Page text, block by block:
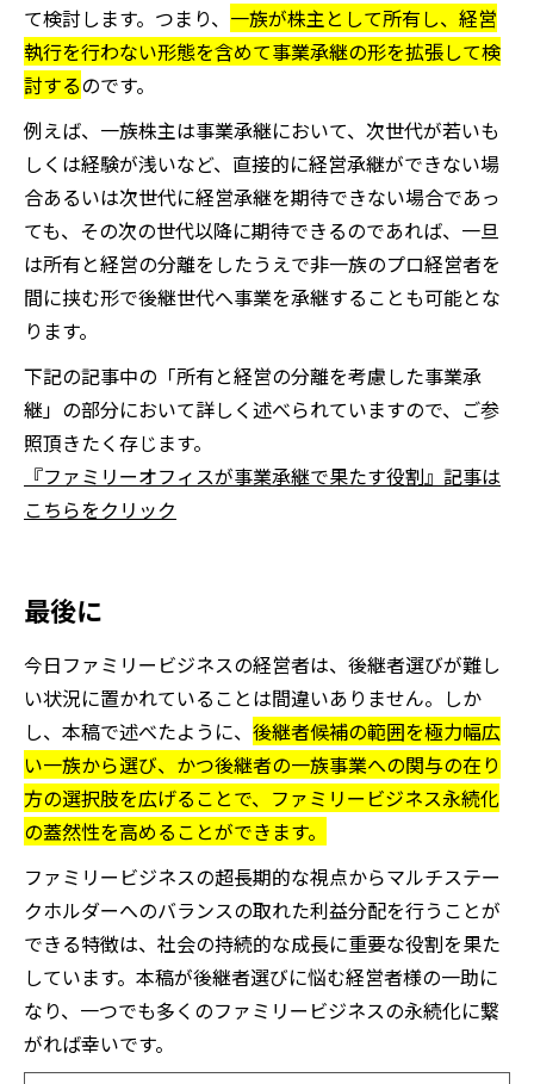
て検討します。つまり、 一族が株主として所有し、経営
執行を行わない形態を含めて事業承継の形を拡張して検
討するのです。
例えば、一族株主は事業承継において、次世代が若いも
しくは経験が浅いなど、直接的に経営承継ができない場
合あるいは次世代に経営承継を期待できない場合であっ
ても、その次の世代以降に期待できるのであれば、一旦
は所有と経営の分離をしたうえで非一族のプロ経営者を
間に挟む形で後継世代へ事業を承継することも可能とな
ります。
下記の記事中の「所有と経営の分離を考慮した事業承
継」の部分において詳しく述べられていますので、ご参
照頂きたく存じます。
『ファミリーオフィスが事業承継で果たす役割』記事は
こちらをクリック
最後に
今日ファミリービジネスの経営者は、後継者選びが難し
い状況に置かれていることは間違いありません。しか
し、本稿で述べたように、 後継者候補の範囲を極力幅広
い一族から選び、かつ後継者の一族事業への関与の在り
方の選択肢を広げることで、ファミリービジネス永続化
の蓋然性を高めることができます。
ファミリービジネスの超長期的な視点からマルチステー
クホルダーへのバランスの取れた利益分配を行うことが
できる特徴は、社会の持続的な成長に重要な役割を果た
しています。本稿が後継者選びに悩む経営者様の一助に
なり、一つでも多くのファミリービジネスの永続化に繋
がれば幸いです。